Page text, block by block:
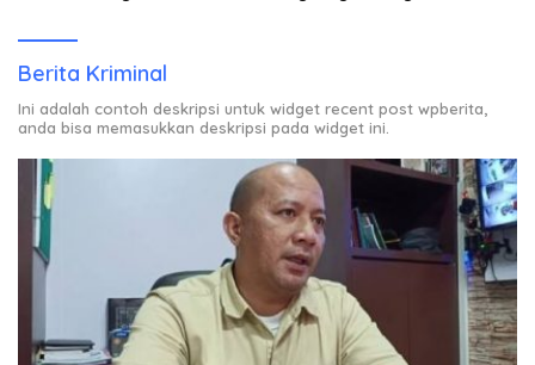
Berita Kriminal
Ini adalah contoh deskripsi untuk widget recent post wpberita,
anda bisa memasukkan deskripsi pada widget ini.